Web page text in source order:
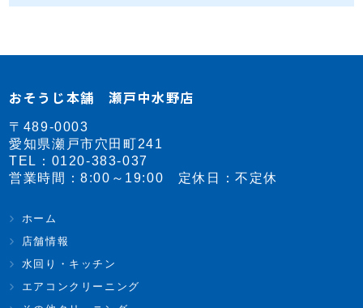
おそうじ本舗 瀬戸中水野店
〒489-0003
愛知県瀬戸市穴田町241
TEL： 0120-383-037
営業時間：8:00～19:00 定休日：不定休
ホーム
店舗情報
水回り・キッチン
エアコンクリーニング